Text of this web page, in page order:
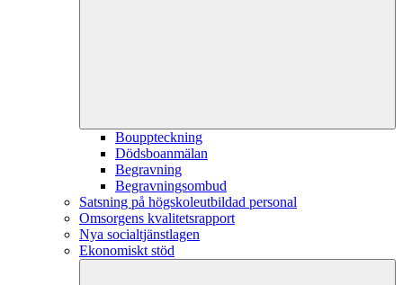
Bouppteckning
Dödsboanmälan
Begravning
Begravningsombud
Satsning på högskoleutbildad personal
Omsorgens kvalitetsrapport
Nya socialtjänstlagen
Ekonomiskt stöd